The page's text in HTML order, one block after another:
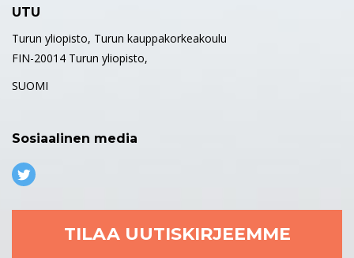
UTU
Turun yliopisto, Turun kauppakorkeakoulu
FIN-20014 Turun yliopisto,
SUOMI
Sosiaalinen media
TILAA UUTISKIRJEEMME